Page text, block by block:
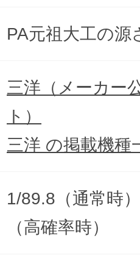
PA元祖大工の源
三洋（メーカー
ト）
三洋 の掲載機種
1/89.8（通常時
（高確率時）